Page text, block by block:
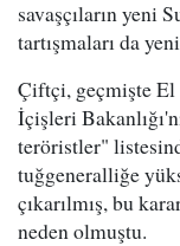
savaşçıların yeni
tartışmaları da
Çiftçi, geçmişte El
İçişleri
teröristler"
tuğgeneralliğe
çıkarılmış, bu
neden olmuştu.